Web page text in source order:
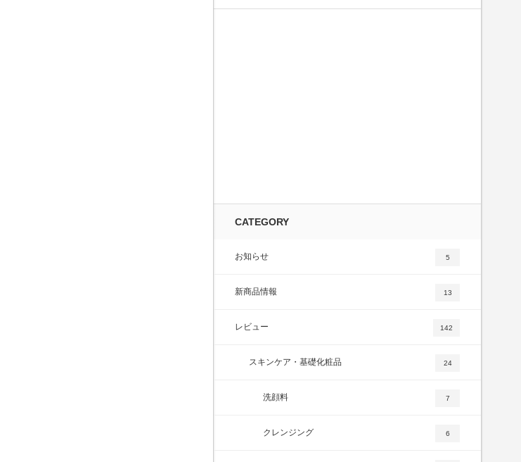
CATEGORY
お知らせ 5
新商品情報 13
レビュー 142
スキンケア・基礎化粧品 24
洗顔料 7
クレンジング 6